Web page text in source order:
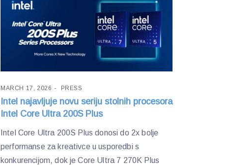
MARCH 17, 2026 PRESS
Intel najavljuje novu seriju stolnih procesora
Intel Core Ultra 200S Plus
Intel Core Ultra 200S Plus donosi do 2x bolje
performanse za kreativce u usporedbi s
konkurencijom, dok je Core Ultra 7 270K Plus